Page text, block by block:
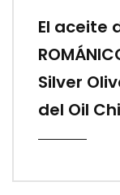
El aceite
Silver
del Oil